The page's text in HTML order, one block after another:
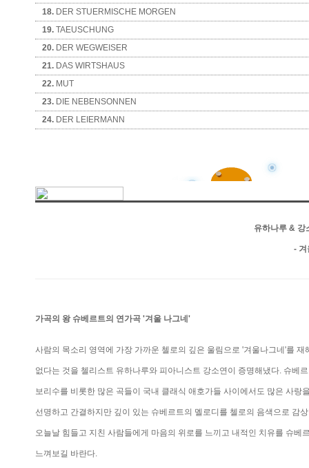
18. DER STUERMISCHE MORGEN
19. TAEUSCHUNG
20. DER WEGWEISER
21. DAS WIRTSHAUS
22. MUT
23. DIE NEBENSONNEN
24. DER LEIERMANN
유하나루 &
-
가곡의 왕 슈베르트의 연가곡 '겨울 나그네'
사람의 목소리 영역에 가장 가까운 첼로의 깊은 울림으로 '겨울나그네'를
없다는 것을 첼리스트 유하나루와 피아니스트 강소연이 증명해냈다. 슈베
보리수를 비롯한 많은 곡들이 국내 클래식 애호가들 사이에서도 많은 사랑
선명하고 간결하지만 깊이 있는 슈베르트의 멜로디를 첼로의 음색으로 감
오늘날 힘들고 지친 사람들에게 마음의 위로를 느끼고 내적인 치유를 슈베
느껴보길 바란다.